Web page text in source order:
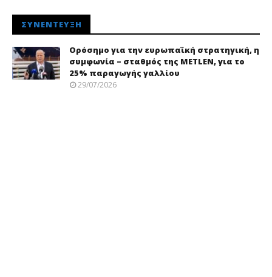
ΣΥΝΈΝΤΕΥΞΗ
Ορόσημο για την ευρωπαϊκή στρατηγική, η
συμφωνία – σταθμός της METLEN, για το
25% παραγωγής γαλλίου
29/07/2026